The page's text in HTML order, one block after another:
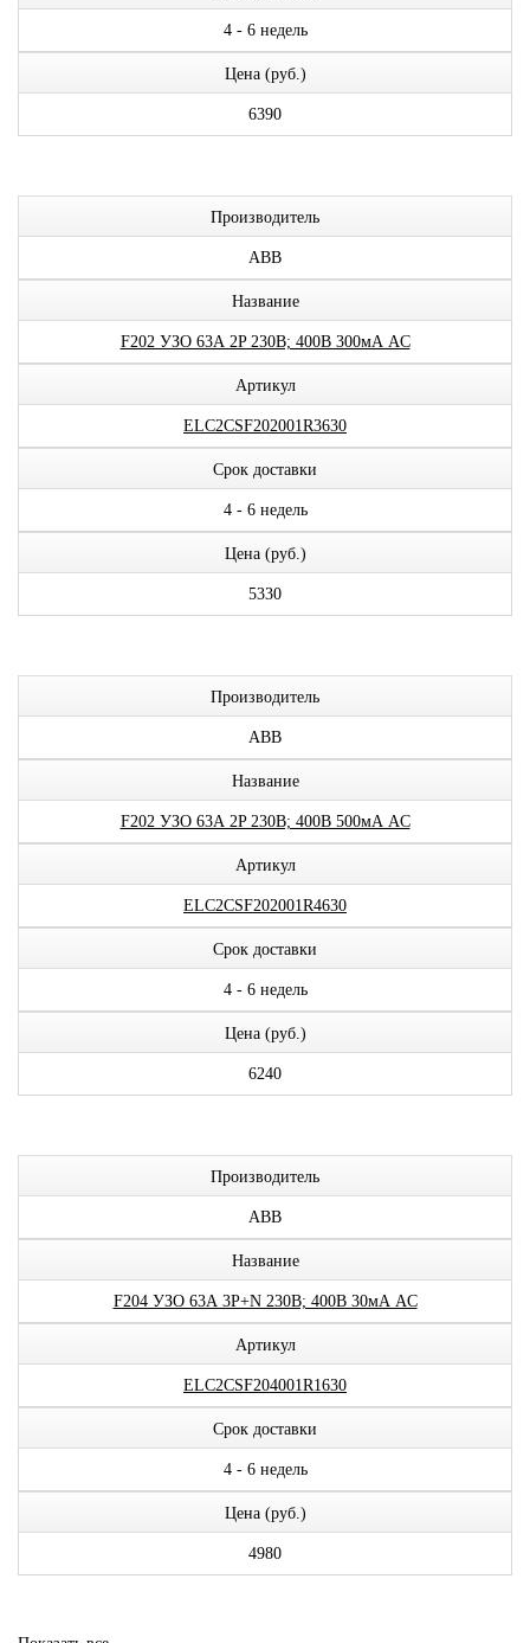
4 - 6 недель
Цена (руб.)
6390
Производитель
ABB
Название
F202 УЗО 63А 2P 230В; 400В 300мА AC
Артикул
ELC2CSF202001R3630
Срок доставки
4 - 6 недель
Цена (руб.)
5330
Производитель
ABB
Название
F202 УЗО 63А 2P 230В; 400В 500мА AC
Артикул
ELC2CSF202001R4630
Срок доставки
4 - 6 недель
Цена (руб.)
6240
Производитель
ABB
Название
F204 УЗО 63А 3P+N 230В; 400В 30мА AC
Артикул
ELC2CSF204001R1630
Срок доставки
4 - 6 недель
Цена (руб.)
4980